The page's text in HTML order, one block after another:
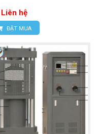
Liên hệ
ĐẶT MUA